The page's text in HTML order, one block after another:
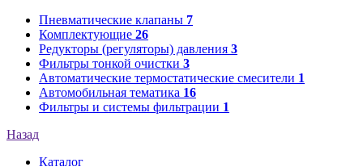
Пневматические клапаны 7
Комплектующие 26
Редукторы (регуляторы) давления 3
Фильтры тонкой очистки 3
Автоматические термостатические смесители 1
Автомобильная тематика 16
Фильтры и системы фильтрации 1
Назад
Каталог